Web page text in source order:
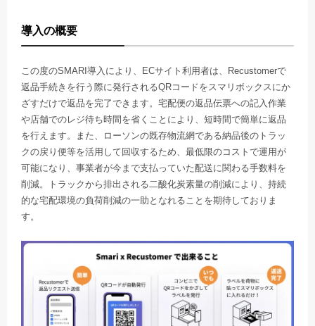
導入の概要
この度のSMARI導入により、ECサイト利用者は、Recustomerで
返品手続きを行う際に発行されるQRコードをスマリボックスにか
ざすだけで返品を完了できます。宅配便の返品伝票への記入作業
や店舗でのレジ待ち時間を省くことにより、短時間で簡単に返品
を行えます。また、ローソンの既存物流網である納品後のトラッ
クの戻り便等を活用して回収するため、最低限のコストで運用が
可能になり、事業者が今まで支払っていた配送に関わる手数料を
削減。トラックから排出される二酸化炭素量の削減により、持続
的な宅配環境の負荷削減の一助となれることを期待しておりま
す。